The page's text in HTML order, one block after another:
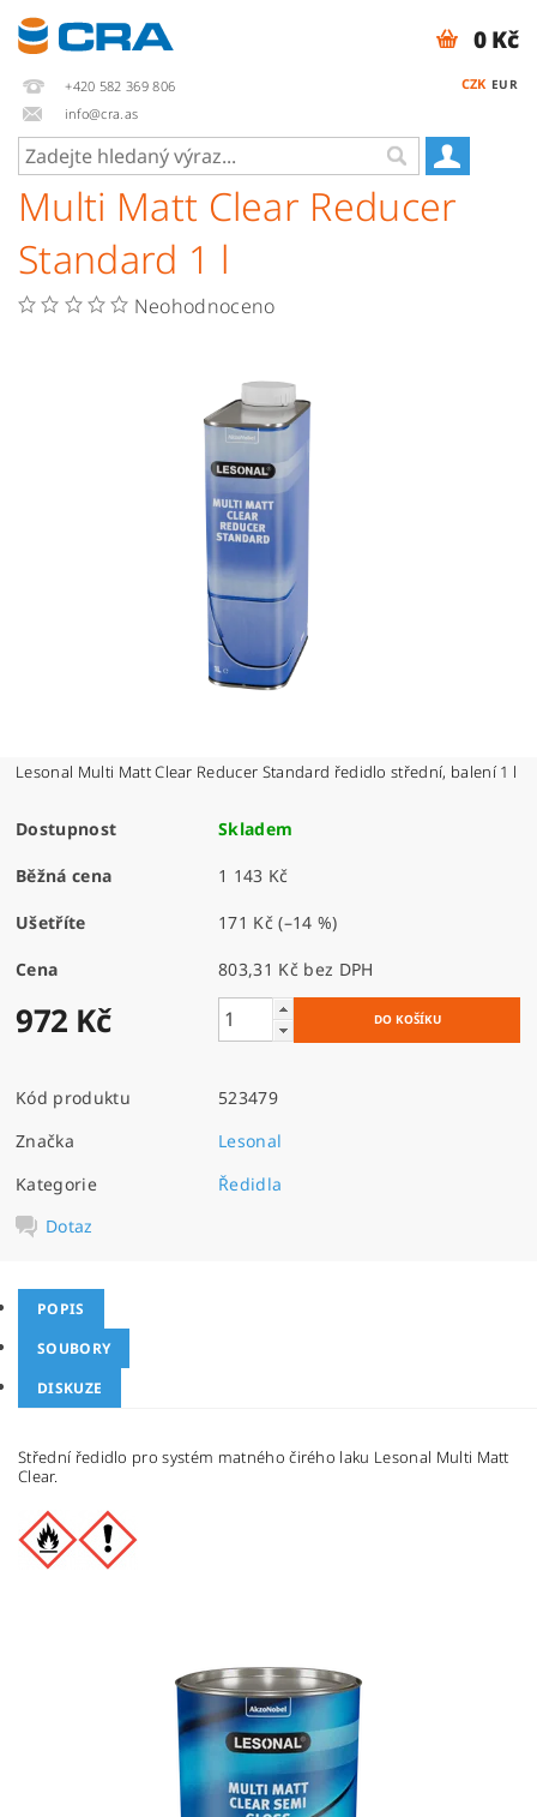
+420 582 369 806
info@cra.as
CZK EUR
0 Kč
Multi Matt Clear Reducer
Standard 1 l
Neohodnoceno
Lesonal Multi Matt Clear Reducer Standard ředidlo střední, balení 1 l
Dostupnost Skladem
Běžná cena 1 143 Kč
Ušetříte 171 Kč(–14 %)
Cena 803,31 Kč bez DPH
972 Kč
Kód produktu
523479
Značka
Lesonal
Kategorie
Ředidla
Dotaz
POPIS
SOUBORY
DISKUZE
Střední ředidlo pro systém matného čirého laku Lesonal Multi Matt
Clear.